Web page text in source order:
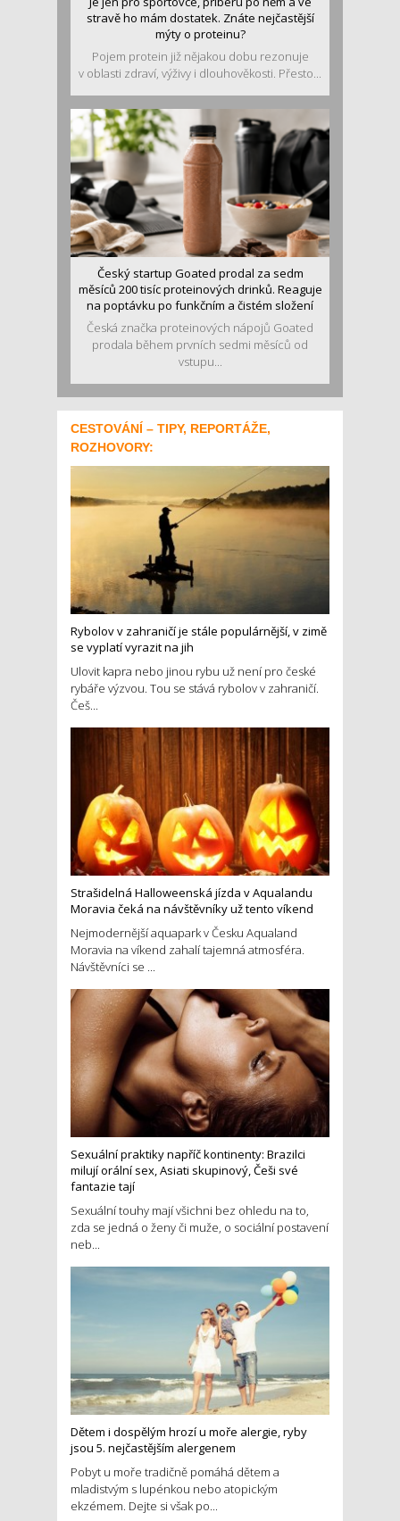
stravě ho mám dostatek. Znáte nejčastější
mýty o proteinu?
Pojem protein již nějakou dobu rezonuje
v oblasti zdraví, výživy i dlouhověkosti. Přesto...
Český startup Goated prodal za sedm
měsíců 200 tisíc proteinových drinků. Reaguje
na poptávku po funkčním a čistém složení
Česká značka proteinových nápojů Goated
prodala během prvních sedmi měsíců od
vstupu...
CESTOVÁNÍ – TIPY, REPORTÁŽE,
ROZHOVORY:
Rybolov v zahraničí je stále populárnější, v zimě
se vyplatí vyrazit na jih
Ulovit kapra nebo jinou rybu už není pro české
rybáře výzvou. Tou se stává rybolov v zahraničí.
Češ...
Strašidelná Halloweenská jízda v Aqualandu
Moravia čeká na návštěvníky už tento víkend
Nejmodernější aquapark v Česku Aqualand
Moravia na víkend zahalí tajemná atmosféra.
Návštěvníci se ...
Sexuální praktiky napříč kontinenty: Brazilci
milují orální sex, Asiati skupinový, Češi své
fantazie tají
Sexuální touhy mají všichni bez ohledu na to,
zda se jedná o ženy či muže, o sociální postavení
neb...
Dětem i dospělým hrozí u moře alergie, ryby
jsou 5. nejčastějším alergenem
Pobyt u moře tradičně pomáhá dětem a
mladistvým s lupénkou nebo atopickým
ekzémem. Dejte si však po...